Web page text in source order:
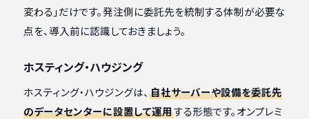
変わる」だけです。発注側に委託先を統制する体制が必要な
点を、導入前に認識しておきましょう。
ホスティング・ハウジング
ホスティング・ハウジングは、 自社サーバーや設備を委託先
のデータセンターに設置して運用する形態です。オンプレミ